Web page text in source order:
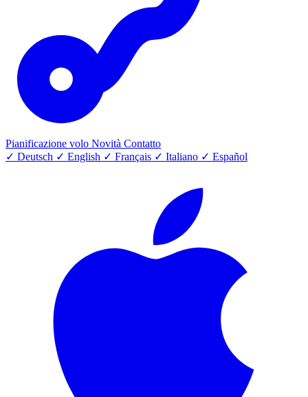
Pianificazione volo Novità Contatto
✓ Deutsch ✓ English ✓ Français ✓ Italiano ✓ Español